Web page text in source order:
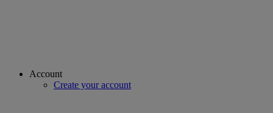
Account
Create your account